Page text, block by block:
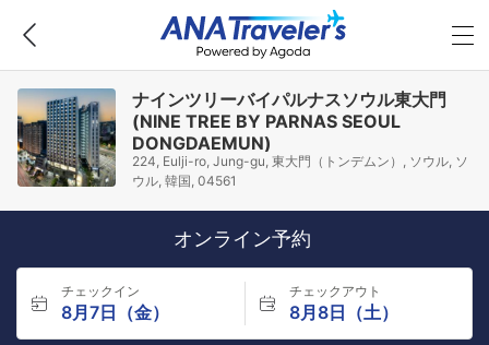
ナインツリーバイパルナスソウル東大門
(NINE TREE BY PARNAS SEOUL
DONGDAEMUN)
224, Eulji-ro, Jung-gu, 東大門（トンデムン）, ソウル, ソ
ウル, 韓国, 04561
オンライン予約
チェックイン
8月7日（金）
チェックアウト
8月8日（土）